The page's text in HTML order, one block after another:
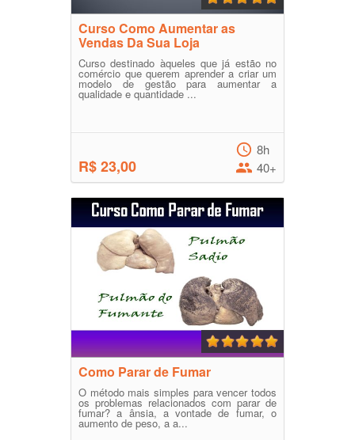
Curso Como Aumentar as
Vendas Da Sua Loja
Curso destinado àqueles que já estão no
comércio que querem aprender a criar um
modelo de gestão para aumentar a
qualidade e quantidade ...
R$ 23,00
8h
40+
Como Parar de Fumar
O método mais simples para vencer todos
os problemas relacionados com parar de
fumar? a ânsia, a vontade de fumar, o
aumento de peso, a a...